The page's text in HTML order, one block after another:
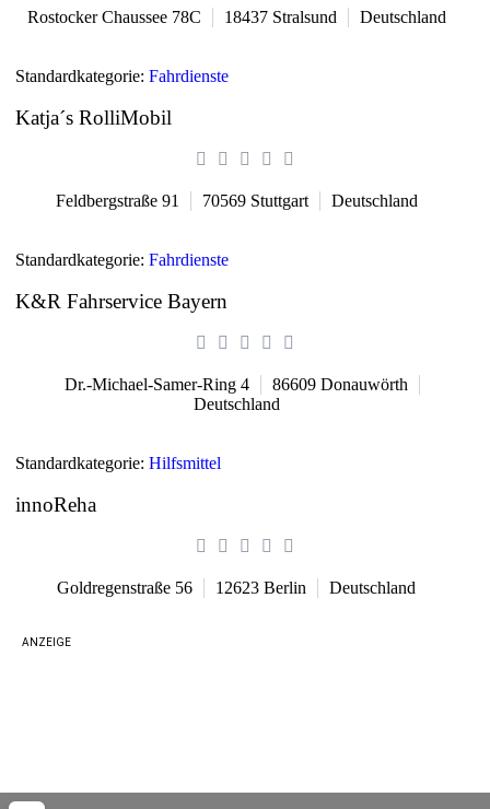
Rostocker Chaussee 78C 18437 Stralsund Deutschland
Standardkategorie: Fahrdienste
Katja´s RolliMobil
Feldbergstraße 91 70569 Stuttgart Deutschland
Standardkategorie: Fahrdienste
K&R Fahrservice Bayern
Dr.-Michael-Samer-Ring 4 86609 Donauwörth
Deutschland
Standardkategorie: Hilfsmittel
innoReha
Goldregenstraße 56 12623 Berlin Deutschland
ANZEIGE